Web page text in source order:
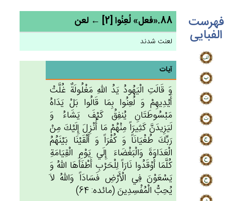
فهرست
الفبایی
88.«فعل» لُعِنُوا [2] ← لعن
لعنت شدند
آیات
وَ قَالَت‌ِ الْيَهُودُ يَدُ الله‌ِ مَغْلُولَة‌ٌ غُلَّت‌ْ
أَيْدِيهِم‌ْ وَ لُعِنُوا بِمَا قَالُوا بَل‌ْ يَدَاه‌ُ
مَبْسُوطَتَان‌ِ يُنفِق‌ُ كَيْف‌َ يَشَاءُ وَ
لَيَزِيدَن‌َّ كَثِيرَاً مِنْهُمْ‌ مَا أُنْزِل‌َ إِلَيْك‌َ مِنْ‌
رَبِّك‌َ طُغْيَانَاً وَ كُفْرَاً وَ أَلْقَيْنَا بَيْنَهُم‌ُ
الْعَدَاوَة‌َ وَالْبَغْضَاءَ إِلَي‌ يَوْم‌ِ الْقِيَامَة‌ِ
كُلَّمَا أَوْقَدُوا نَارَاً لِلْحَرْب‌ِ أَطْفَأَهَا الله‌ُ وَ
يَسْعَوْن‌َ فِي‌ الْأَرْض‌ِ فَسَادَاً وَالله‌ُ لاَ
يُحِب‌ُّ الْمُفْسِدِين‌َ (مائده: 64)